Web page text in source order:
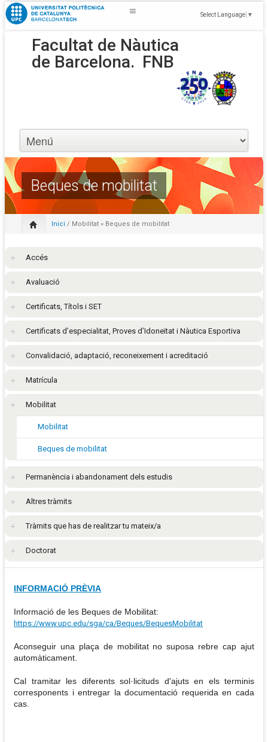
Select Language ▼
Facultat de Nàutica
de Barcelona. FNB
Beques de mobilitat
Inici / Mobilitat » Beques de mobilitat
Accés
Avaluació
Certificats, Títols i SET
Certificats d’especialitat, Proves d’Idoneïtat i Nàutica Esportiva
Convalidació, adaptació, reconeixement i acreditació
Matrícula
Mobilitat
Mobilitat
Beques de mobilitat
Permanència i abandonament dels estudis
Altres tràmits
Tràmits que has de realitzar tu mateix/a
Doctorat
INFORMACIÓ PRÈVIA
Informació de les Beques de Mobilitat:
https://www.upc.edu/sga/ca/Beques/BequesMobilitat
Aconseguir una plaça de mobilitat no suposa rebre cap ajut
automàticament.
Cal tramitar les diferents sol·licituds d'ajuts en els terminis
corresponents i entregar la documentació requerida en cada
cas.